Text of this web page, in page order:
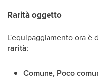
Rarità oggetto
L'equipaggiamento ora è
rarità:
Comune, Poco